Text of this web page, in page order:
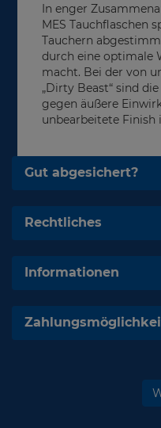
In enger
MES Tauchflaschen
Tauchern
durch eine optimale
macht. Bei der von
„Dirty Beast“ sind
gegen äußere
unbearbeitete Finish
Gut abgesichert?
Rechtliches
Informationen